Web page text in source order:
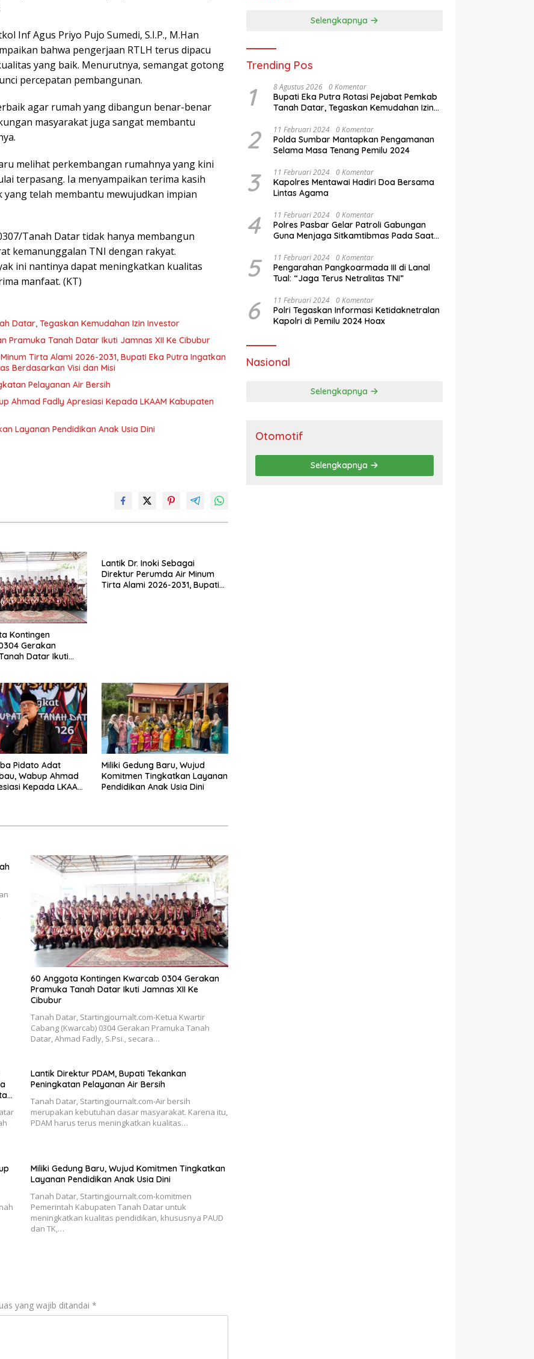
Inf Agus Priyo Pujo Sumedi, S.I.P., M.Han
bahwa pengerjaan RTLH terus dipacu
yang baik. Menurutnya, semangat gotong
percepatan pembangunan.
agar rumah yang dibangun benar-benar
masyarakat juga sangat membantu
melihat perkembangan rumahnya yang kini
terpasang. Ia menyampaikan terima kasih
telah membantu mewujudkan impian
Tanah Datar tidak hanya membangun
kemanunggalan TNI dengan rakyat.
ini nantinya dapat meningkatkan kualitas
manfaat. (KT)
Datar, Tegaskan Kemudahan Izin Investor
Pramuka Tanah Datar Ikuti Jamnas XII Ke Cibubur
Tirta Alami 2026-2031, Bupati Eka Putra Ingatkan
Berdasarkan Visi dan Misi
Pelayanan Air Bersih
Ahmad Fadly Apresiasi Kepada LKAAM Kabupaten
Layanan Pendidikan Anak Usia Dini
Kontingen
Gerakan
Datar Ikuti
Lantik Dr. Inoki Sebagai
Direktur Perumda Air Minum
Tirta Alami 2026-2031, Bupati
Pidato Adat
Wabup Ahmad
Kepada LKAAM
Miliki Gedung Baru, Wujud
Komitmen Tingkatkan Layanan
Pendidikan Anak Usia Dini
60 Anggota Kontingen Kwarcab 0304 Gerakan
Pramuka Tanah Datar Ikuti Jamnas XII Ke
Cibubur
Tanah Datar, Startingjournalt.com-Ketua Kwartir
Cabang (Kwarcab) 0304 Gerakan Pramuka Tanah
Datar, Ahmad Fadly, S.Psi., secara…
Lantik Direktur PDAM, Bupati Tekankan
Peningkatan Pelayanan Air Bersih
Tanah Datar, Startingjournalt.com-Air bersih
merupakan kebutuhan dasar masyarakat. Karena itu,
PDAM harus terus meningkatkan kualitas…
Miliki Gedung Baru, Wujud Komitmen Tingkatkan
Layanan Pendidikan Anak Usia Dini
Tanah Datar, Startingjournalt.com-komitmen
Pemerintah Kabupaten Tanah Datar untuk
meningkatkan kualitas pendidikan, khususnya PAUD
dan TK,…
yang wajib ditandai *
Selengkapnya
Trending Pos
1 8 Agustus 2026 0 Komentar
Bupati Eka Putra Rotasi Pejabat Pemkab
Tanah Datar, Tegaskan Kemudahan Izin
2 11 Februari 2024 0 Komentar
Polda Sumbar Mantapkan Pengamanan
Selama Masa Tenang Pemilu 2024
3 11 Februari 2024 0 Komentar
Kapolres Mentawai Hadiri Doa Bersama
Lintas Agama
4 11 Februari 2024 0 Komentar
Polres Pasbar Gelar Patroli Gabungan
Guna Menjaga Sitkamtibmas Pada Saat
5 11 Februari 2024 0 Komentar
Pengarahan Pangkoarmada III di Lanal
Tual: “Jaga Terus Netralitas TNI”
6 11 Februari 2024 0 Komentar
Polri Tegaskan Informasi Ketidaknetralan
Kapolri di Pemilu 2024 Hoax
Nasional
Selengkapnya
Otomotif
Selengkapnya